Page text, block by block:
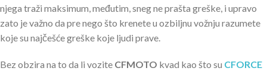
njega traži maksimum, međutim, sneg ne prašta greške, i upravo
zato je važno da pre nego što krenete u ozbiljnu vožnju razumete
koje su najčešće greške koje ljudi prave.
Bez obzira na to da li vozite CFMOTO kvad kao što su CFORCE